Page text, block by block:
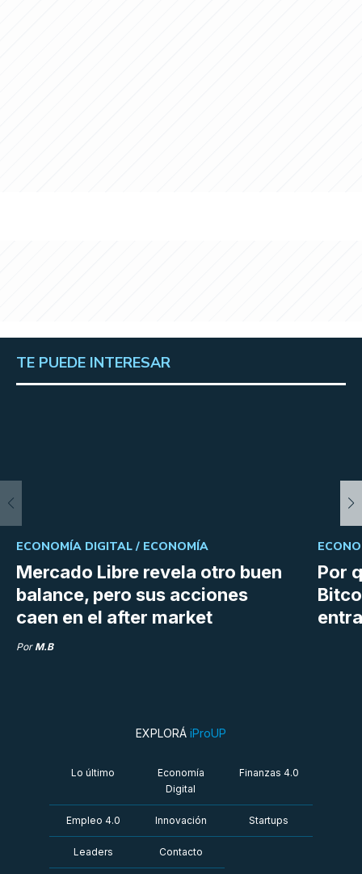
TE PUEDE INTERESAR
Mercado Libre revela otro buen
balance, pero sus acciones
caen en el after market
ECONOMÍA DIGITAL / ECONOMÍA
Por M.B
Por
EXPLORÁ iProUP
Lo último
Economía
Digital
Finanzas 4.0
Empleo 4.0 Innovación Startups
Leaders Contacto